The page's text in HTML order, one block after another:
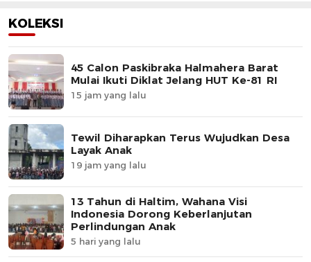
KOLEKSI
45 Calon Paskibraka Halmahera Barat
Mulai Ikuti Diklat Jelang HUT Ke-81 RI
15 jam yang lalu
Tewil Diharapkan Terus Wujudkan Desa
Layak Anak
19 jam yang lalu
13 Tahun di Haltim, Wahana Visi
Indonesia Dorong Keberlanjutan
Perlindungan Anak
5 hari yang lalu